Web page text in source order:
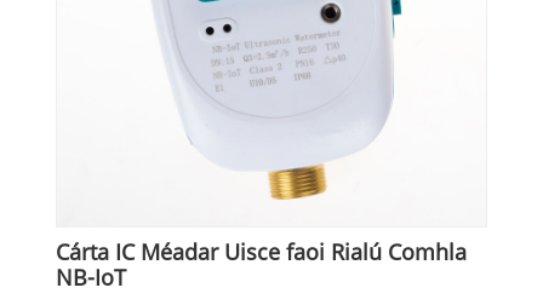
Cárta IC Méadar Uisce faoi Rialú Comhla
NB-IoT